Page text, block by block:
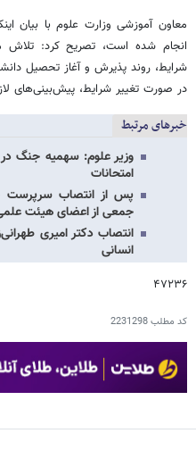
معاون آموزشی وزارت علوم با بیان
انجام شده است، تصریح کرد:
شرایط، روند پذیرش و آغاز تحصیل
در صورت تغییر شرایط، پیش‌بینی‌های
خبرهای مرتبط
امتحانات
پس از انتصاب سرپرست
جمعی از اعضای هیئت
انتصاب دکتر امیری
انسانی
۴۷۲۳۶
کد مطلب2231298